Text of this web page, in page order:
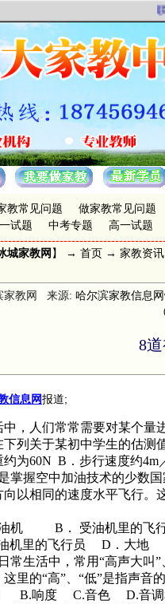
教常见问题
做家教常见问题
试题 中考专题 高一试题
城家教网 】 → 首页 → 家教资讯
家教网 来源: 哈尔滨家教信息
8
信息网报道;
中，人们常常需要对某个量
下列关于某初中学生的估测
约为60N B ．步行速度约4m
掌握空中加油技术的少数
向以相同的速度水平飞行。
机 B． 受油机里的飞
机里的飞行员 D．大地
常生活中，常用“高声大叫
这里的“高”、“低”是指声音
B.响度 C.音色 D.音调